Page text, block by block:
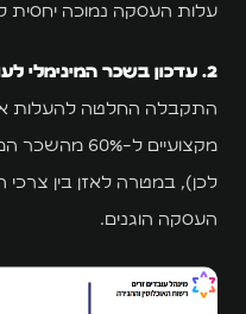
מדריכים
שאלות ותשובות
סרטונים
יצירת קשר
עלות העסקה נמוכה יחסית
2. עדכון בשכר המינימלי לעובדים זרים
התקבלה החלטה להעלות
לכן), במטרה לאזן בין
העסקה הוגנים.